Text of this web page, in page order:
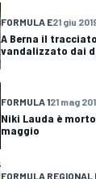
FORMULA E21 giu
A Berna il
vandalizzato dai
FORMULA 121 mag
Niki Lauda è
maggio
FORMULA